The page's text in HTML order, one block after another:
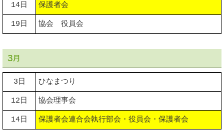
14日 保護者会
19日 協会 役員会
3月
3日 ひなまつり
12日 協会理事会
14日 保護者会連合会執行部会・役員会・保護者会